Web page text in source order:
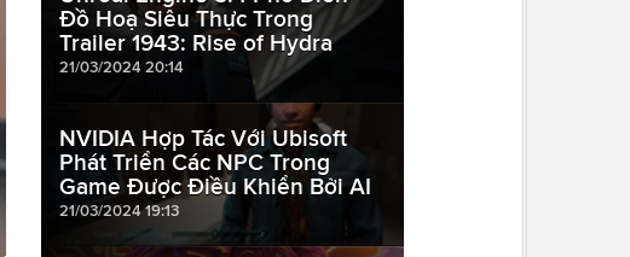
Đồ Hoạ Siêu Thực Trong
Trailer 1943: Rise of Hydra
21/03/2024 20:14
NVIDIA Hợp Tác Với Ubisoft
Phát Triển Các NPC Trong
Game Được Điều Khiển Bởi AI
21/03/2024 19:13